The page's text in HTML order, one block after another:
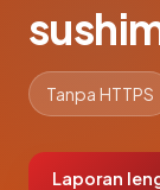
Tanpa HTTPS
Laporan